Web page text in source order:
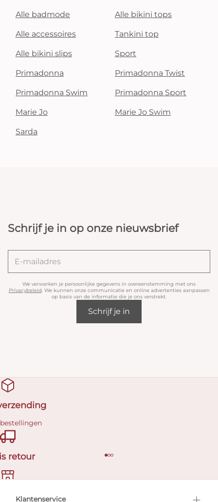
Alle badmode Alle bikini tops
Alle accessoires Tankini top
Alle bikini slips Sport
Primadonna Primadonna Twist
Primadonna Swim Primadonna Sport
Marie Jo Marie Jo Swim
Sarda
Schrijf je in op onze nieuwsbrief
We verwerken je persoonlijke gegevens in overeenstemming met ons
Privacybeleid. We kunnen onze communicatie en online advertenties aanpassen
op basis van de informatie die je ons verstrekt.
Schrijf je in
retour
afspraak
Klantenservice